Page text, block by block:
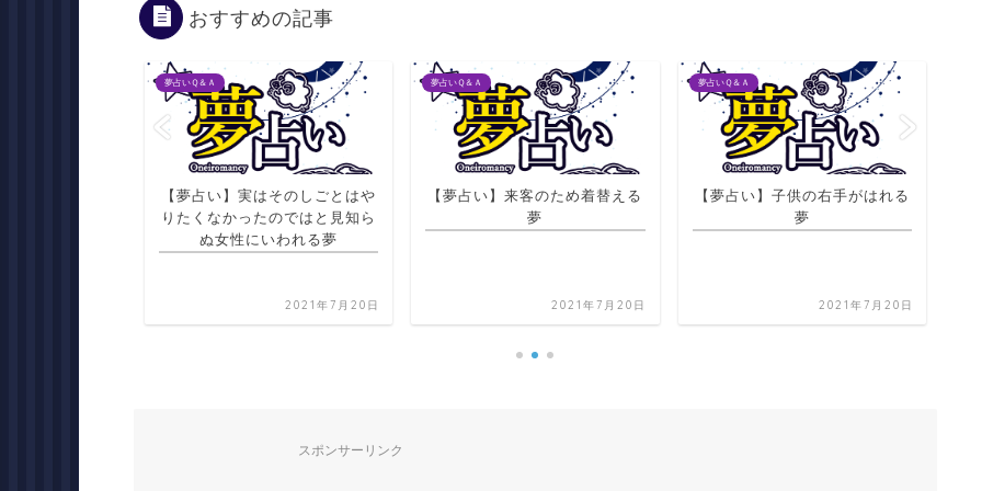
おすすめの記事
夢占いＱ＆Ａ
【夢占い】実はそのしごとはや
りたくなかったのではと見知ら
ぬ女性にいわれる夢
2021年7月20日
夢占いＱ＆Ａ
【夢占い】来客のため着替える
夢
2021年7月20日
夢占いＱ＆Ａ
【夢占い】子供の右手がはれる
夢
2021年7月20日
スポンサーリンク